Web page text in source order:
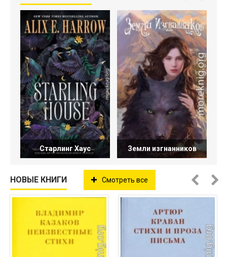
Старлинг Хаус Земли изгнанников
НОВЫЕ КНИГИ Смотреть все